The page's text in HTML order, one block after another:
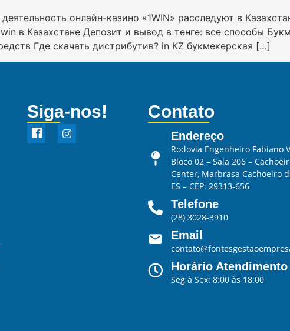
онлайн-казино «1WIN» расследуют в
в Казахстане Депозит и вывод в тенге: все способы
Где скачать дистрибутив? in KZ букмекерская […]
Siga-nos! Contato
Endereço
Rodovia Engenheiro Fabiano
Bloco 02 – Sala 206 –
Center, Marbrasa Cachoeiro
ES – CEP: 29313-656
Telefone
(28) 3028-3910
Email
Horário Atendimento
Seg à Sex: 8:00 às 18:00